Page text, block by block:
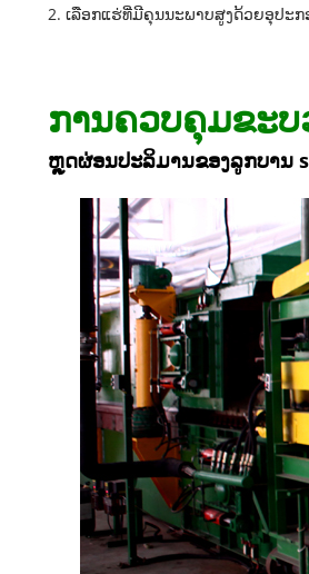
2. ເລືອກແຮ່ທີ່ມີຄຸນນະພາບສູງດ້ວຍອຸປະ
ການຄວບຄຸມຂະ
ຫຼຸດຜ່ອນປະລິມານຂອງລູກບານ